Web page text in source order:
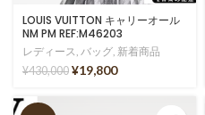
LOUIS VUITTON キャリーオール
NM PM REF:M46203
レディース, バッグ, 新着商品
¥430,000 ¥19,800